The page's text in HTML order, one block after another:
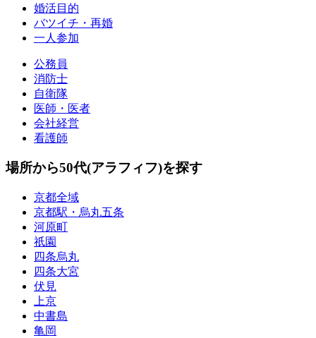
婚活目的
バツイチ・再婚
一人参加
公務員
消防士
自衛隊
医師・医者
会社経営
看護師
場所から50代(アラフィフ)を探す
京都全域
京都駅・烏丸五条
河原町
祇園
四条烏丸
四条大宮
伏見
上京
中書島
亀岡